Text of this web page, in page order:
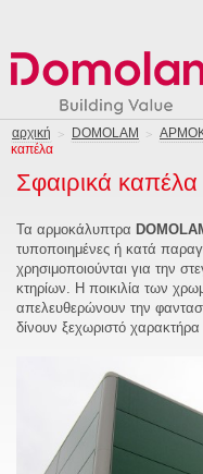
ΛΥΣΕΙΣ
ΕΡΓΑ
αρχική DOMOLAM
καπέλα
Σφαιρικά καπέλα
Τα αρμοκάλυπτρα
τυποποιημένες ή κατά
χρησιμοποιούνται για την
κτηρίων. Η ποικιλία των
απελευθερώνουν την
δίνουν ξεχωριστό